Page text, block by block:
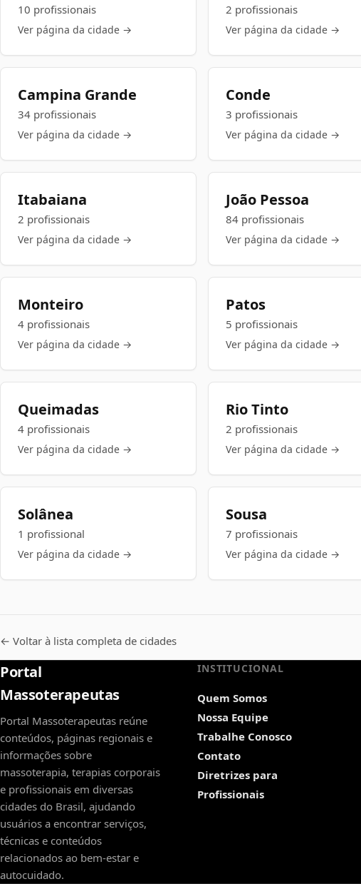
10 profissionais
Ver página da cidade →
2 profissionais
Ver página da cidade →
Campina Grande
34 profissionais
Ver página da cidade →
Conde
3 profissionais
Ver página da cidade →
Itabaiana
2 profissionais
Ver página da cidade →
João Pessoa
84 profissionais
Ver página da cidade →
Monteiro
4 profissionais
Ver página da cidade →
Patos
5 profissionais
Ver página da cidade →
Queimadas
4 profissionais
Ver página da cidade →
Rio Tinto
2 profissionais
Ver página da cidade →
Solânea
1 profissional
Ver página da cidade →
Sousa
7 profissionais
Ver página da cidade →
← Voltar à lista completa de cidades
Portal
Massoterapeutas
Portal Massoterapeutas reúne
conteúdos, páginas regionais e
informações sobre
massoterapia, terapias corporais
e profissionais em diversas
cidades do Brasil, ajudando
usuários a encontrar serviços,
técnicas e conteúdos
relacionados ao bem-estar e
autocuidado.
INSTITUCIONAL
Quem Somos
Nossa Equipe
Trabalhe Conosco
Contato
Diretrizes para
Profissionais